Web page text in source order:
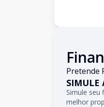
Pretende
SIMULE
Simule
melhor